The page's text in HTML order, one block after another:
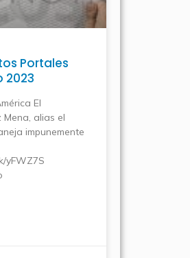
Portales
2023
El
alias el
impunemente
yFWZ7S